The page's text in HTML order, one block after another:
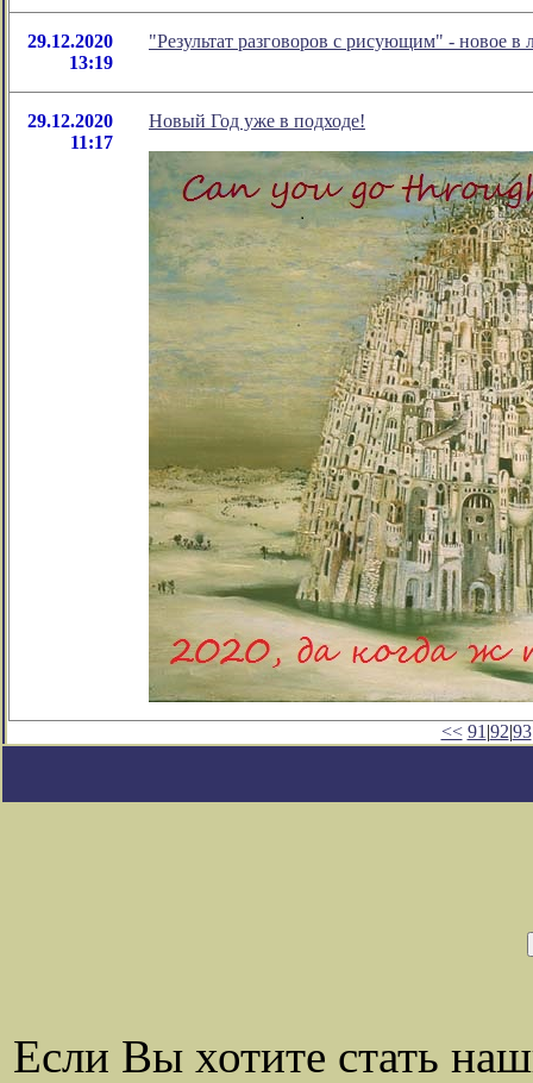
29.12.2020
13:19
"Результат разговоров с рисующим" - новое
29.12.2020
11:17
Новый Год уже в подходе!
<< 91 |92|93
Если Вы хотите стать